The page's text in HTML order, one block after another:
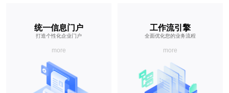
统一信息门户
打造个性化企业门户
more
工作流引擎
全面优化您的业务流程
more